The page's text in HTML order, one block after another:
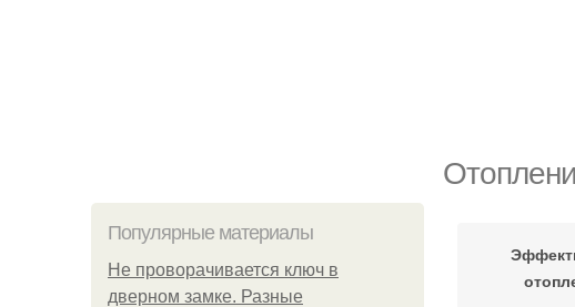
Популярные материалы
Не проворачивается ключ в
дверном замке. Разные